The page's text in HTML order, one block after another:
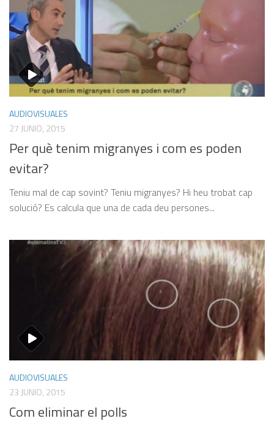
AUDIOVISUALES
27 JUNIO, 2015
Per què tenim migranyes i com es poden
evitar?
Teniu mal de cap sovint? Teniu migranyes? Hi heu trobat cap
solució? Es calcula que una de cada deu persones...
AUDIOVISUALES
23 JUNIO, 2015
Com eliminar el polls